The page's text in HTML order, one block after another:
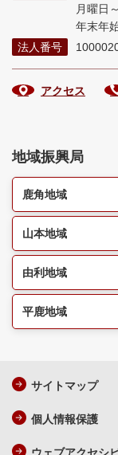
月曜日
年末年
法人番号
アクセス
地域振興局
鹿角地域
山本地域
由利地域
平鹿地域
サイトマップ
個人情報保護